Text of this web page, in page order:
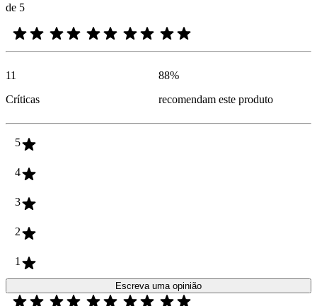
de 5
11
Críticas
88%
recomendam este produto
5
4
3
2
1
Escreva uma opinião